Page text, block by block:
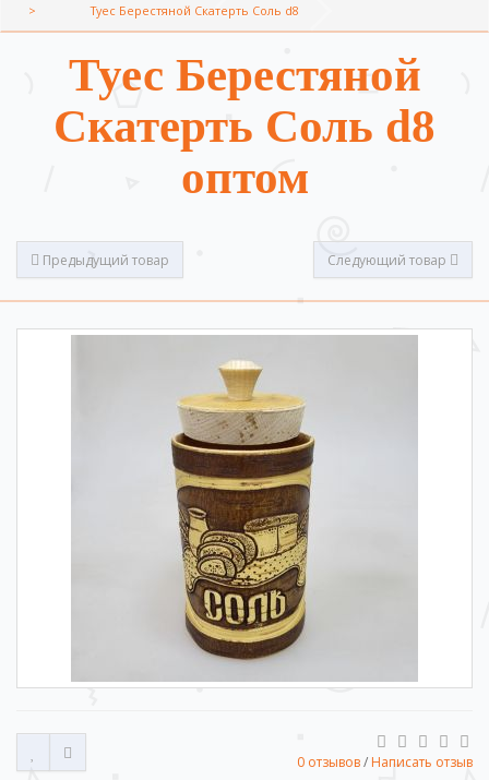
Туес Берестяной Скатерть Соль d8
Туес Берестяной
Скатерть Соль d8
оптом
Предыдущий товар Следующий товар
0 отзывов/ Написать отзыв